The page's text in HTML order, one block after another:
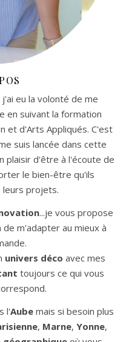
eu la volonté de me
en suivant la formation
et d'Arts Appliqués. C'est
suis lancée dans cette
plaisir d'être à l'écoute de
le bien-être qu'ils
leurs projets.
...je vous propose
de m'adapter au mieux à
univers déco avec mes
toujours ce qui vous
l'Aube mais si besoin plus
, Marne, Yonne,